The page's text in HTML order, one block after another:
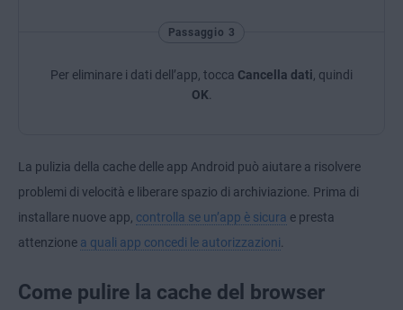
Passaggio 3
Per eliminare i dati dell’app, tocca Cancella dati, quindi
OK.
La pulizia della cache delle app Android può aiutare a risolvere
problemi di velocità e liberare spazio di archiviazione. Prima di
installare nuove app, controlla se un’app è sicura e presta
attenzione a quali app concedi le autorizzazioni.
Come pulire la cache del browser